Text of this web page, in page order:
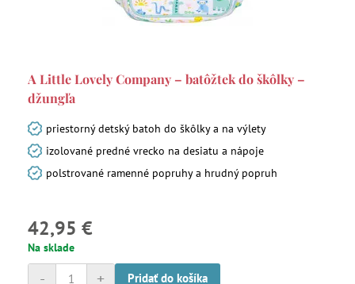
A Little Lovely Company – batôžtek do škôlky –
džungľa
priestorný detský batoh do škôlky a na výlety
izolované predné vrecko na desiatu a nápoje
polstrované ramenné popruhy a hrudný popruh
42,95 €
Na sklade
+
- Pridať do košíka